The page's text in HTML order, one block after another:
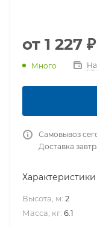
от 1 227 ₽
Много
Самовывоз
Доставка
Характеристики
Высота, м: 2
Масса, кг: 6.1